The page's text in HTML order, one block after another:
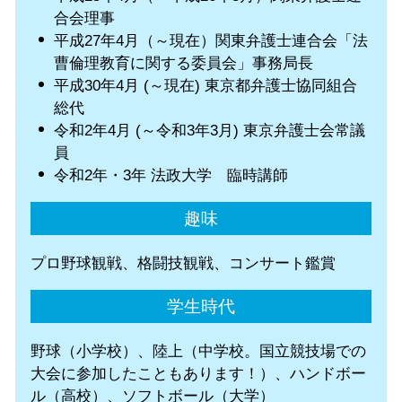
合会理事
平成27年4月（～現在）関東弁護士連合会「法
曹倫理教育に関する委員会」事務局長
平成30年4月 (～現在) 東京都弁護士協同組合
総代
令和2年4月 (～令和3年3月) 東京弁護士会常議
員
令和2年・3年 法政大学 臨時講師
趣味
プロ野球観戦、格闘技観戦、コンサート鑑賞
学生時代
野球（小学校）、陸上（中学校。国立競技場での
大会に参加したこともあります！）、ハンドボー
ル（高校）、ソフトボール（大学）